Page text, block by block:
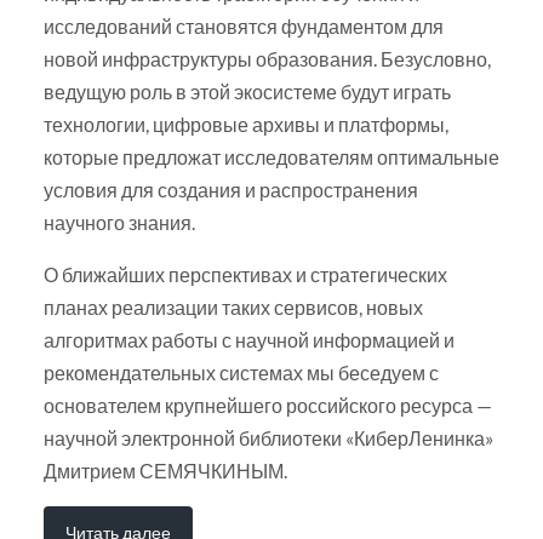
исследований становятся фундаментом для
новой инфраструктуры образования. Безусловно,
ведущую роль в этой экосистеме будут играть
технологии, цифровые архивы и платформы,
которые предложат исследователям оптимальные
условия для создания и распространения
научного знания.
О ближайших перспективах и стратегических
планах реализации таких сервисов, новых
алгоритмах работы с научной информацией и
рекомендательных системах мы беседуем с
основателем крупнейшего российского ресурса —
научной электронной библиотеки «КиберЛенинка»
Дмитрием СЕМЯЧКИНЫМ.
Читать далее